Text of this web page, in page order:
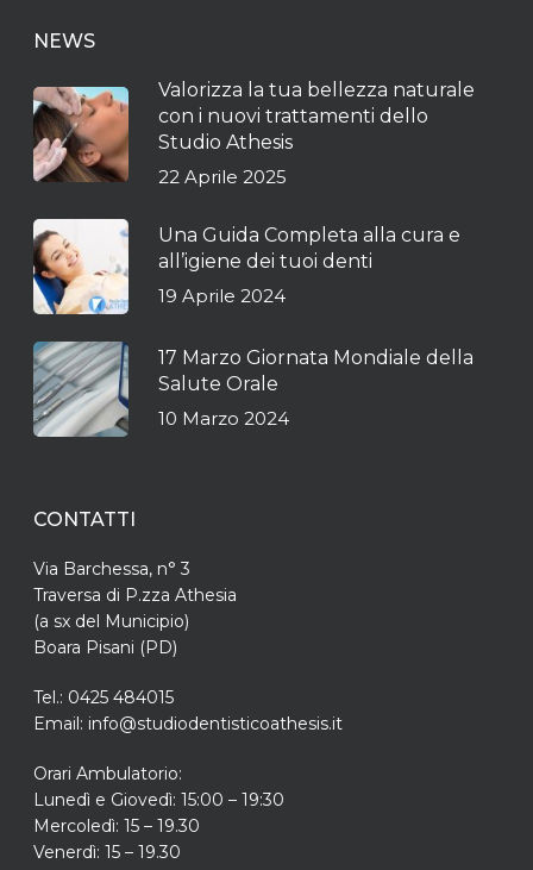
NEWS
Valorizza la tua bellezza naturale
con i nuovi trattamenti dello
Studio Athesis
22 Aprile 2025
Una Guida Completa alla cura e
all’igiene dei tuoi denti
19 Aprile 2024
17 Marzo Giornata Mondiale della
Salute Orale
10 Marzo 2024
CONTATTI
Via Barchessa, n° 3
Traversa di P.zza Athesia
(a sx del Municipio)
Boara Pisani (PD)
Tel.: 0425 484015
Email: info@studiodentisticoathesis.it
Orari Ambulatorio:
Lunedì e Giovedì: 15:00 – 19:30
Mercoledì: 15 – 19.30
Venerdì: 15 – 19.30